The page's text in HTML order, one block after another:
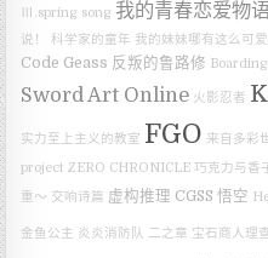
Ⅲ.spring song 我的青春恋爱物
说！
科学家的童年 我的妹妹哪有这么可爱
Code Geass 反叛的鲁路修
Sword Art Online 火影忍者
实力至上主义的教室 FGO 来自多彩
project ZERO CHRONICLE 巧克力与香
重～ 交响诗篇 虚构推理 CGSS 悟空
金鱼公主 炎炎消防队 二之章 宝石商人理